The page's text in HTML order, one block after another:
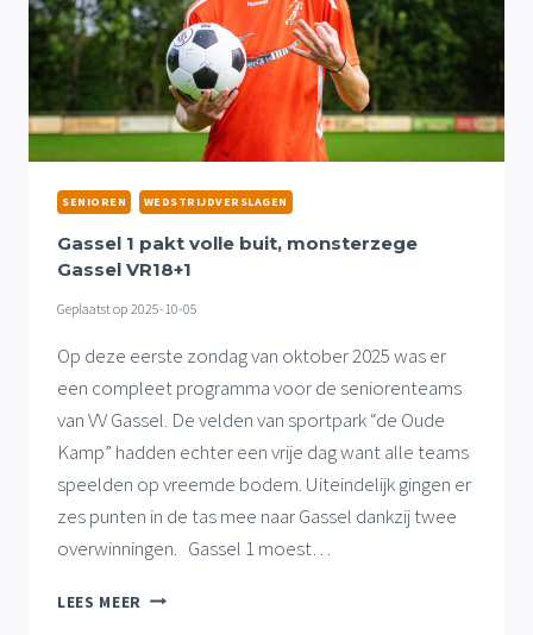
SENIOREN WEDSTRIJDVERSLAGEN
Gassel 1 pakt volle buit, monsterzege
Gassel VR18+1
Geplaatst op 2025-10-05
Op deze eerste zondag van oktober 2025 was er
een compleet programma voor de seniorenteams
van VV Gassel. De velden van sportpark “de Oude
Kamp” hadden echter een vrije dag want alle teams
speelden op vreemde bodem. Uiteindelijk gingen er
zes punten in de tas mee naar Gassel dankzij twee
overwinningen. Gassel 1 moest…
LEES MEER GASSEL